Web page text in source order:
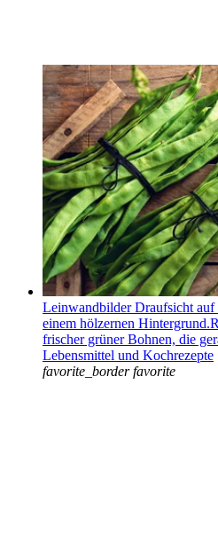
Leinwandbilder Draufsicht auf
einem hölzernen
frischer grüner Bohnen, die
Lebensmittel und Kochrezepte
favorite_border favorite